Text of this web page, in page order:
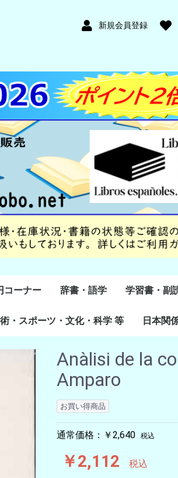
新規会員登録
コーナー 辞書・語学
スペイン語
ポルトガル語
Lenguas Ibericas
Lenguas Indigenas
スペインの教科書
その他
学習書・副
学習教材
副読本教材
絵本・児童
・スポーツ・文化・科学 等
・舞踊
ーツ
・映画
・食文化
ガ・コミック
他
日本関
Anàlisi de la
Amparo
お買い得商品
通常価格：￥2,640 税込
￥2,112 税込